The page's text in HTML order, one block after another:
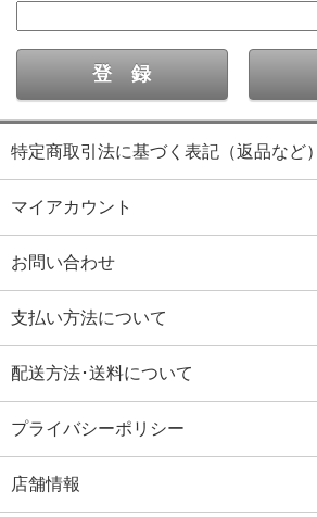
特定商取引法に基づく表記（返品など）
マイアカウント
お問い合わせ
支払い方法について
配送方法･送料について
プライバシーポリシー
店舗情報